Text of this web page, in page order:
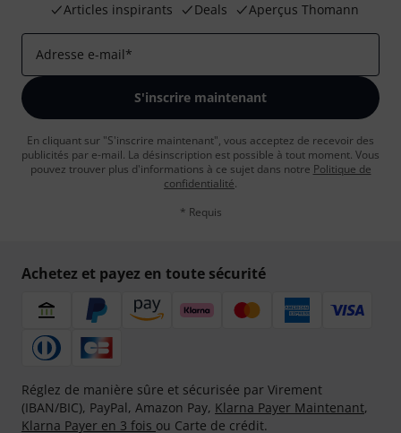
Articles inspirants
Deals Aperçus Thomann
Adresse e-mail*
S'inscrire maintenant
En cliquant sur "S'inscrire maintenant", vous acceptez de recevoir des
publicités par e-mail. La désinscription est possible à tout moment. Vous
pouvez trouver plus d'informations à ce sujet dans notre Politique de
confidentialité.
* Requis
Achetez et payez en toute sécurité
Réglez de manière sûre et sécurisée par Virement
(IBAN/BIC), PayPal, Amazon Pay, Klarna Payer Maintenant,
Klarna Payer en 3 fois ou Carte de crédit.